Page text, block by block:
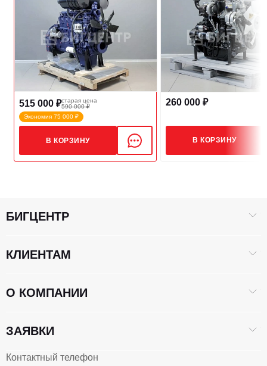
Расход топлива, г/кВт,ч 239
515 000 ₽старая цена
590 000 ₽
Экономия 75 000 ₽
В КОРЗИНУ
260 000 ₽
В КОРЗИНУ
Контактный телефон
БИГЦЕНТР
КЛИЕНТАМ
О КОМПАНИИ
ЗАЯВКИ